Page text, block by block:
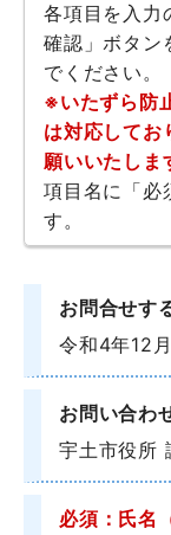
各項目を入力
確認」ボタン
でください。
※いたずら防
は対応してお
願いいたしま
項目名に「必
す。
お問合せす
令和4年12
お問い合わ
宇土市役所
必須：氏名